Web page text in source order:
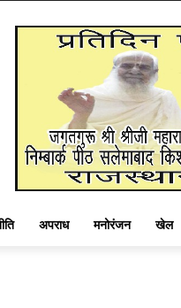
अपराध मनोरंजन खेल